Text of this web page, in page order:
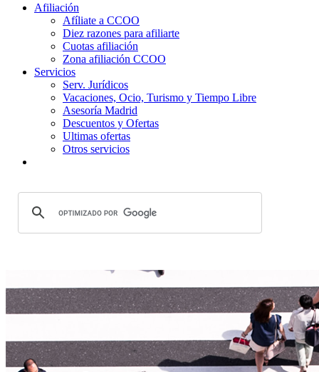
Afiliación
Afíliate a CCOO
Diez razones para afiliarte
Cuotas afiliación
Zona afiliación CCOO
Servicios
Serv. Jurídicos
Vacaciones, Ocio, Turismo y Tiempo Libre
Asesoría Madrid
Descuentos y Ofertas
Ultimas ofertas
Otros servicios